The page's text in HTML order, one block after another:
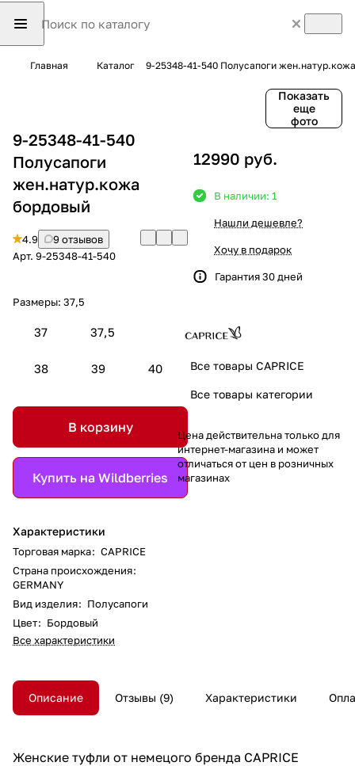
Главная Каталог 9-25348-41-540 Полусапоги
Показать
еще
фото
9-25348-41-540
Полусапоги
жен.натур.кожа
бордовый
4.9
9 отзывов
Арт. 9-25348-41-540
Размеры: 37,5
37 37,5
38 39 40
В корзину
Купить на Wildberries
Характеристики
Торговая марка: CAPRICE
Страна происхождения:
GERMANY
Вид изделия: Полусапоги
Цвет: Бордовый
Все характеристики
12990 руб.
В наличии: 1
Нашли дешевле?
Хочу в подарок
Гарантия 30 дней
Все товары CAPRICE
Все товары категории
Цена действительна только для
интернет-магазина и может
отличаться от цен в розничных
магазинах
Описание Отзывы 9 Характеристики
Женские туфли от немецого бренда CAPRICE